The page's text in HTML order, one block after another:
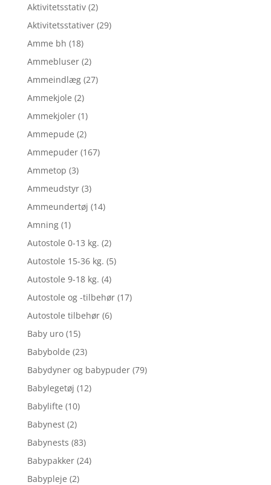
Aktivitetsstativ (2)
Aktivitetsstativer (29)
Amme bh (18)
Ammebluser (2)
Ammeindlæg (27)
Ammekjole (2)
Ammekjoler (1)
Ammepude (2)
Ammepuder (167)
Ammetop (3)
Ammeudstyr (3)
Ammeundertøj (14)
Amning (1)
Autostole 0-13 kg. (2)
Autostole 15-36 kg. (5)
Autostole 9-18 kg. (4)
Autostole og -tilbehør (17)
Autostole tilbehør (6)
Baby uro (15)
Babybolde (23)
Babydyner og babypuder (79)
Babylegetøj (12)
Babylifte (10)
Babynest (2)
Babynests (83)
Babypakker (24)
Babypleje (2)